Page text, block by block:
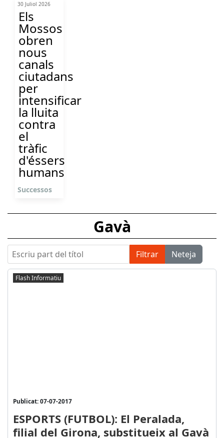
30 Juliol 2026
Els
Mossos
obren
nous
canals
ciutadans
per
intensificar
la lluita
contra
el
tràfic
d'éssers
humans
Successos
Gavà
Escriu part del títol Filtrar Neteja
Flash Informatiu
Publicat: 07-07-2017
ESPORTS (FUTBOL): El Peralada,
filial del Girona, substitueix al Gavà